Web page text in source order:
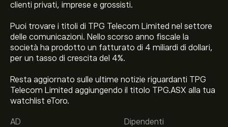
clienti privati, imprese e grossisti.
Puoi trovare i titoli di TPG Telecom Limited nel settore
delle comunicazioni. Nello scorso anno fiscale la
società ha prodotto un fatturato di 4 miliardi di dollari,
per un tasso di crescita del 4%.
Resta aggiornato sulle ultime notizie riguardanti TPG
Telecom Limited aggiungendo il titolo TPG.ASX alla tua
watchlist eToro.
AD
Dipendenti
Il prezzo attuale delle azioni TPG.ASX è di 3.58‎A$‎.